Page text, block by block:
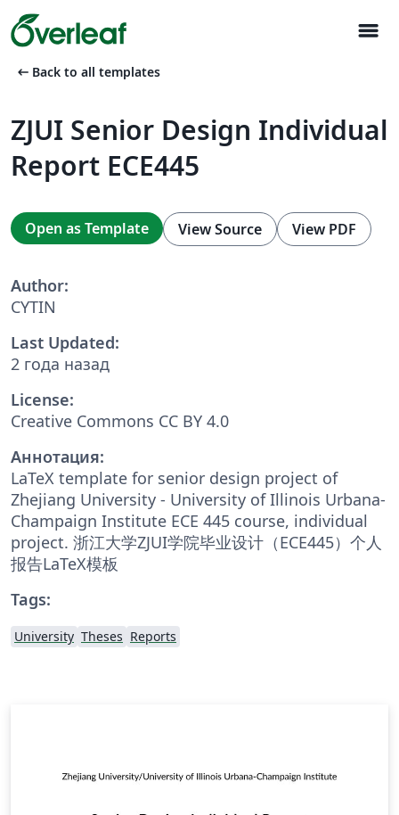
menu
arrow_left_alt Back to all templates
ZJUI Senior Design Individual
Report ECE445
Open as Template View Source View PDF
Author:
CYTIN
Last Updated:
2 года назад
License:
Creative Commons CC BY 4.0
Аннотация:
LaTeX template for senior design project of
Zhejiang University - University of Illinois Urbana-
Champaign Institute ECE 445 course, individual
project. 浙江大学ZJUI学院毕业设计（ECE445）个人
报告LaTeX模板
Tags:
University Theses Reports